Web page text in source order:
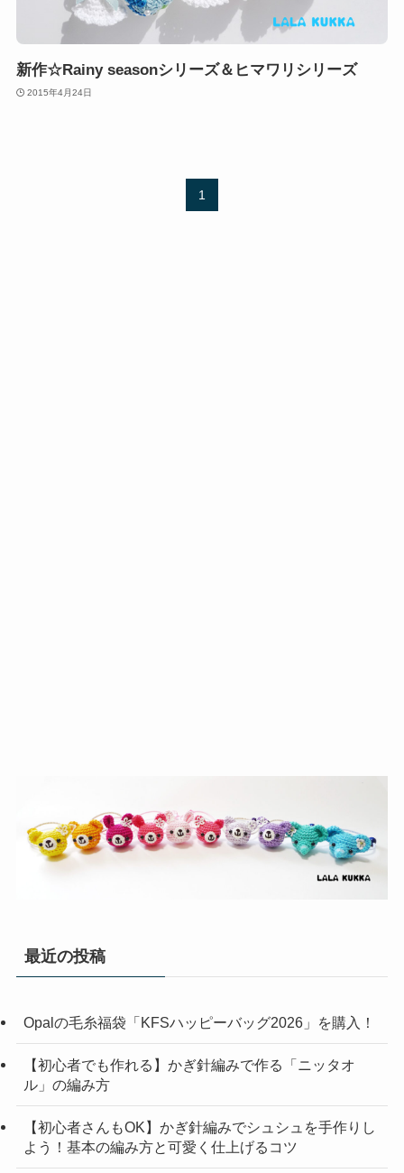
新作☆Rainy seasonシリーズ＆ヒマワリシリーズ
2015年4月24日
1
最近の投稿
Opalの毛糸福袋「KFSハッピーバッグ2026」を購入！
【初心者でも作れる】かぎ針編みで作る「ニッタオ
ル」の編み方
【初心者さんもOK】かぎ針編みでシュシュを手作りし
よう！基本の編み方と可愛く仕上げるコツ